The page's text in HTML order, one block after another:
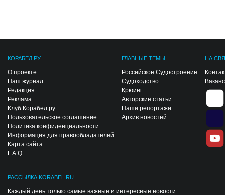
КОРАБЕЛ.РУ
О проекте
Наш журнал
Редакция
Реклама
Клуб Корабел.ру
Пользовательское соглашение
Политика конфиденциальности
Информация для правообладателей
Карта сайта
F.A.Q.
ГЛАВНЫЕ ТЕМЫ
Российское Судостроение
Судоходство
Крюинг
Авторские статьи
Наши репортажи
Архив новостей
НА
РАССЫЛКА KORABEL.RU
Каждый день только самые важные и интересные новости